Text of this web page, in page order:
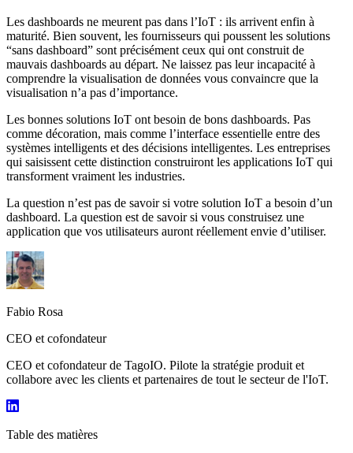
Les dashboards ne meurent pas dans l’IoT : ils arrivent enfin à
maturité. Bien souvent, les fournisseurs qui poussent les solutions
“sans dashboard” sont précisément ceux qui ont construit de
mauvais dashboards au départ. Ne laissez pas leur incapacité à
comprendre la visualisation de données vous convaincre que la
visualisation n’a pas d’importance.
Les bonnes solutions IoT ont besoin de bons dashboards. Pas
comme décoration, mais comme l’interface essentielle entre des
systèmes intelligents et des décisions intelligentes. Les entreprises
qui saisissent cette distinction construiront les applications IoT qui
transforment vraiment les industries.
La question n’est pas de savoir si votre solution IoT a besoin d’un
dashboard. La question est de savoir si vous construisez une
application que vos utilisateurs auront réellement envie d’utiliser.
Fabio Rosa
CEO et cofondateur
CEO et cofondateur de TagoIO. Pilote la stratégie produit et
collabore avec les clients et partenaires de tout le secteur de l'IoT.
Table des matières